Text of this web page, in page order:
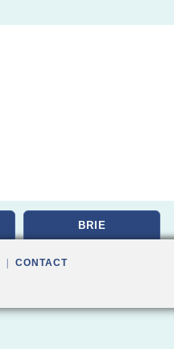
BRIE
CONTACT